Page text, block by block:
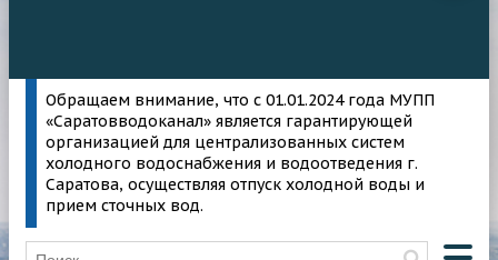
Обращаем внимание, что с 01.01.2024 года МУПП
«Саратовводоканал» является гарантирующей
организацией для централизованных систем
холодного водоснабжения и водоотведения г.
Саратова, осуществляя отпуск холодной воды и
прием сточных вод.